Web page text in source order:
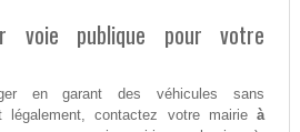
voie publique pour votre
en garant des véhicules sans
légalement, contactez votre mairieà